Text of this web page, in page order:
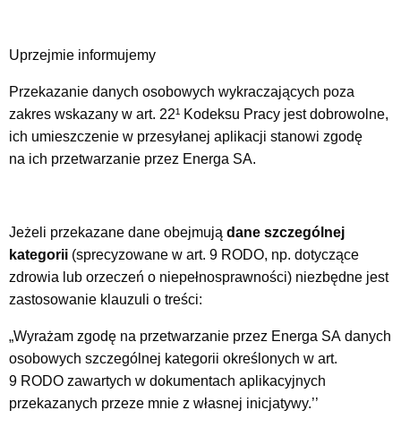
Uprzejmie informujemy
Przekazanie danych osobowych wykraczających poza
zakres wskazany w art. 22¹ Kodeksu Pracy jest dobrowolne,
ich umieszczenie w przesyłanej aplikacji stanowi zgodę
na ich przetwarzanie przez Energa SA.
Jeżeli przekazane dane obejmują dane szczególnej
kategorii (sprecyzowane w art. 9 RODO, np. dotyczące
zdrowia lub orzeczeń o niepełnosprawności) niezbędne jest
zastosowanie klauzuli o treści:
„Wyrażam zgodę na przetwarzanie przez Energa SA danych
osobowych szczególnej kategorii określonych w art.
9 RODO zawartych w dokumentach aplikacyjnych
przekazanych przeze mnie z własnej inicjatywy.’’